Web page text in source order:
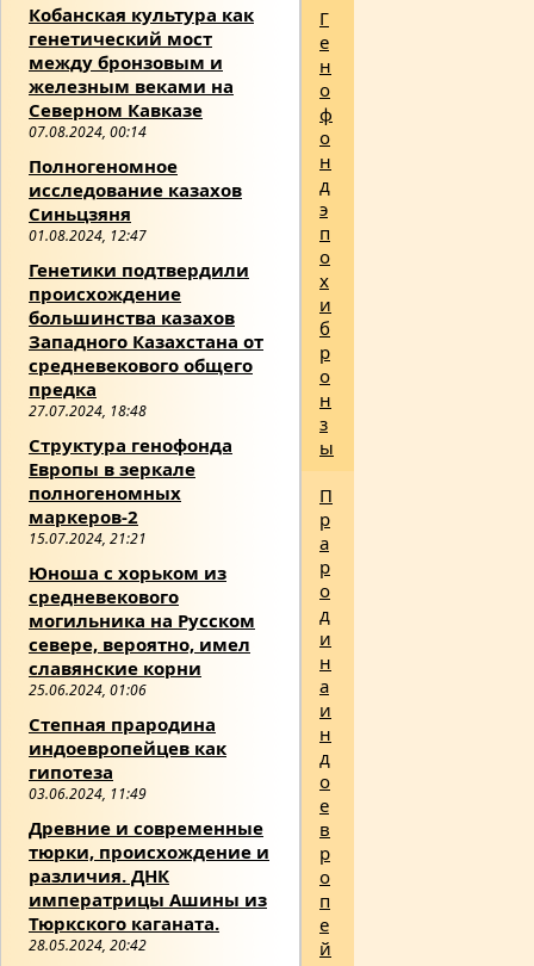
Кобанская культура как
генетический мост
между бронзовым и
железным веками на
Северном Кавказе
07.08.2024, 00:14
Полногеномное
исследование казахов
Синьцзяня
01.08.2024, 12:47
Генетики подтвердили
происхождение
большинства казахов
Западного Казахстана от
средневекового общего
предка
27.07.2024, 18:48
Структура генофонда
Европы в зеркале
полногеномных
маркеров-2
15.07.2024, 21:21
Юноша с хорьком из
средневекового
могильника на Русском
севере, вероятно, имел
славянские корни
25.06.2024, 01:06
Степная прародина
индоевропейцев как
гипотеза
03.06.2024, 11:49
Древние и современные
тюрки, происхождение и
различия. ДНК
императрицы Ашины из
Тюркского каганата.
28.05.2024, 20:42
Г
е
н
о
ф
о
н
д
э
п
о
х
и
б
р
о
н
з
ы
П
р
а
р
о
д
и
н
а
и
н
д
о
е
в
р
о
п
е
й